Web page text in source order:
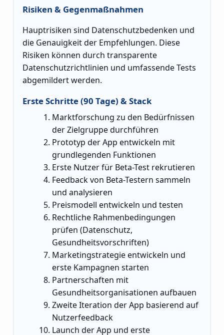
Risiken & Gegenmaßnahmen
Hauptrisiken sind Datenschutzbedenken und
die Genauigkeit der Empfehlungen. Diese
Risiken können durch transparente
Datenschutzrichtlinien und umfassende Tests
abgemildert werden.
Erste Schritte (90 Tage) & Stack
Marktforschung zu den Bedürfnissen
der Zielgruppe durchführen
Prototyp der App entwickeln mit
grundlegenden Funktionen
Erste Nutzer für Beta-Test rekrutieren
Feedback von Beta-Testern sammeln
und analysieren
Preismodell entwickeln und testen
Rechtliche Rahmenbedingungen
prüfen (Datenschutz,
Gesundheitsvorschriften)
Marketingstrategie entwickeln und
erste Kampagnen starten
Partnerschaften mit
Gesundheitsorganisationen aufbauen
Zweite Iteration der App basierend auf
Nutzerfeedback
Launch der App und erste